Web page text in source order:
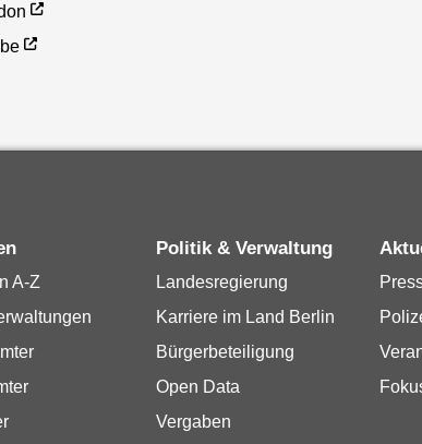
A-Z
Politik & Verwaltung
Landesregierung
Karriere im Land Berlin
Bürgerbeteiligung
Open Data
Vergaben